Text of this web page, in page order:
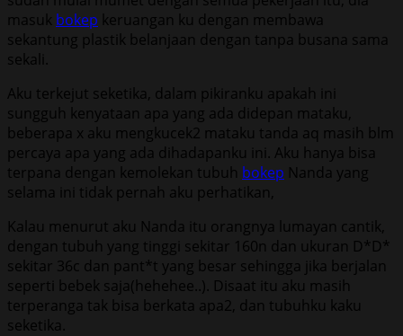
masuk bokep keruangan ku dengan membawa
sekantung plastik belanjaan dengan tanpa busana sama
sekali.
Aku terkejut seketika, dalam pikiranku apakah ini
sungguh kenyataan apa yang ada didepan mataku,
beberapa x aku mengkucek2 mataku tanda aq masih blm
percaya apa yang ada dihadapanku ini. Aku hanya bisa
terpana dengan kemolekan tubuh bokep Nanda yang
selama ini tidak pernah aku perhatikan,
Kalau menurut aku Nanda itu orangnya lumayan cantik,
dengan tubuh yang tinggi sekitar 160n dan ukuran D*D*
sekitar 36c dan pant*t yang besar sehingga jika berjalan
seperti bebek saja(hehehee..). Disaat itu aku masih
terperanga tak bisa berkata apa2, dan tubuhku kaku
seketika.